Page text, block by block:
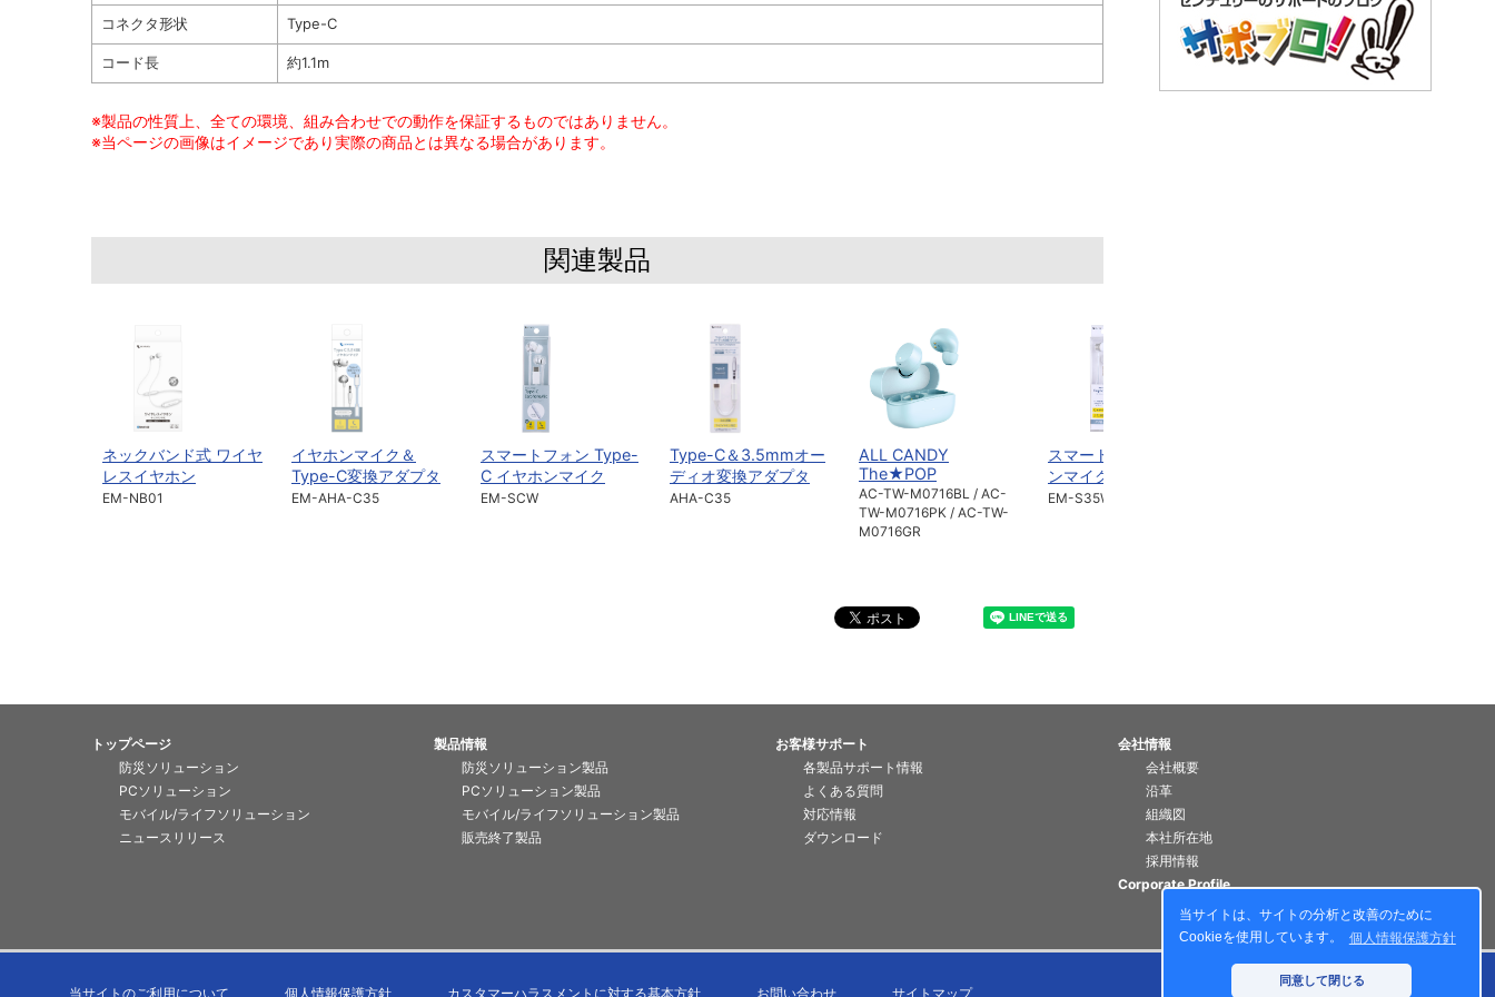
当サイトは、サイトの分析と改善のために
Cookieを使用しています。
個人情報保護方針
同意して閉じる
コネクタ形状 Type-C
コード長 約1.1m
※製品の性質上、全ての環境、組み合わせでの動作を保証するものではありません。
※当ページの画像はイメージであり実際の商品とは異なる場合があります。
関連製品
ネックバンド式 ワイヤ
レスイヤホン
EM-NB01
イヤホンマイク＆
Type-C変換アダプタ
EM-AHA-C35
スマートフォン Type-
C イヤホンマイク
EM-SCW
Type-C＆3.5mmオー
ディオ変換アダプタ
AHA-C35
ALL CANDY
The★POP
AC-TW-M0716BL / AC-
TW-M0716PK / AC-TW-
M0716GR
スマートフォンイヤホ
ンマイク
EM-S35W
トップページ
防災ソリューション
PCソリューション
モバイル/ライフソリューション
ニュースリリース
製品情報
防災ソリューション製品
PCソリューション製品
モバイル/ライフソリューション製品
販売終了製品
お客様サポート
各製品サポート情報
よくある質問
対応情報
ダウンロード
会社情報
会社概要
沿革
組織図
本社所在地
採用情報
Corporate Profile
当サイトのご利用について 個人情報保護方針 カスタマーハラスメントに対する基本方針 お問い合わせ サイトマップ